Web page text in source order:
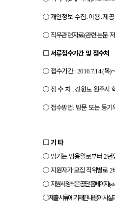
○개인정보 수집․이용․제
○ 직무관련자료(관련논문·
□ 서류접수기간 및 접수처
○ 접수기간: 2016.7.14.(목)
○ 접 수 처 :강원도 원주시
○ 접수방법: 방문 또는 등기
□ 기 타
○ 임기는 임용일로부터2년
○지원자가 모집 직위별로 2
○지원서 양식은 공단 홈페이지(
○제출 서류에 기재된 내용이 사실